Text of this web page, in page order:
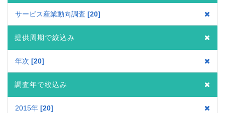
サービス産業動向調査 20
提供周期で絞込み
年次 20
調査年で絞込み
2015年 20